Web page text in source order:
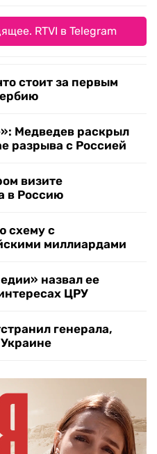
RTVI в Telegram
стоит за первым
Медведев раскрыл
разрыва с Россией
визите
в Россию
схему с
миллиардами
назвал ее
ЦРУ
генерала,